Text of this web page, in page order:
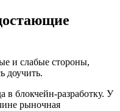
и слабые стороны,
доучить.
в блокчейн-разработку. У
рыночная